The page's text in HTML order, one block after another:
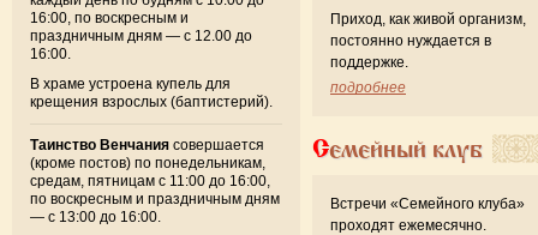
16:00, по воскресным и
праздничным дням — с 12.00 до
16:00.
В храме устроена купель для
крещения взрослых (баптистерий).
Таинство Венчания совершается
(кроме постов) по понедельникам,
средам, пятницам с 11:00 до 16:00,
по воскресным и праздничным дням
— с 13:00 до 16:00.
Приход, как живой организм,
постоянно нуждается в
поддержке.
подробнее
Семейный клуб
Встречи «Семейного клуба»
проходят ежемесячно.